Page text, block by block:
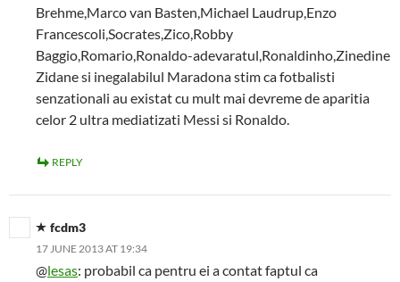
Brehme,Marco van Basten,Michael Laudrup,Enzo
Francescoli,Socrates,Zico,Robby
Baggio,Romario,Ronaldo-adevaratul,Ronaldinho,Zinedine
Zidane si inegalabilul Maradona stim ca fotbalisti
senzationali au existat cu mult mai devreme de aparitia
celor 2 ultra mediatizati Messi si Ronaldo.
REPLY
fcdm3
17 JUNE 2013 AT 19:34
@lesas: probabil ca pentru ei a contat faptul ca